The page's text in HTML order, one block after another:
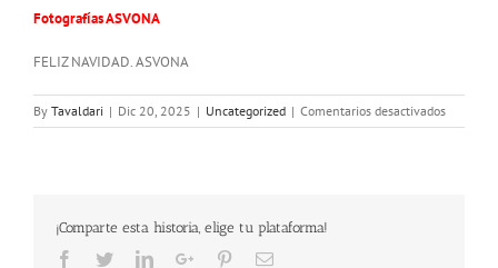
Fotografías ASVONA
FELIZ NAVIDAD. ASVONA
By Tavaldari | Dic 20, 2025 | Uncategorized | Comentarios desactivadosen
XIV
¡Comparte esta historia, elige tu plataforma!
Facebook
TwitterLinkedInGoogle+PinterestEmail